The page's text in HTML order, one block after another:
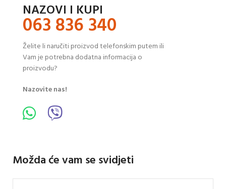
NAZOVI I KUPI
063 836 340
Želite li naručiti proizvod telefonskim putem ili
Vam je potrebna dodatna informacija o
proizvodu?
Nazovite nas!
Možda će vam se svidjeti